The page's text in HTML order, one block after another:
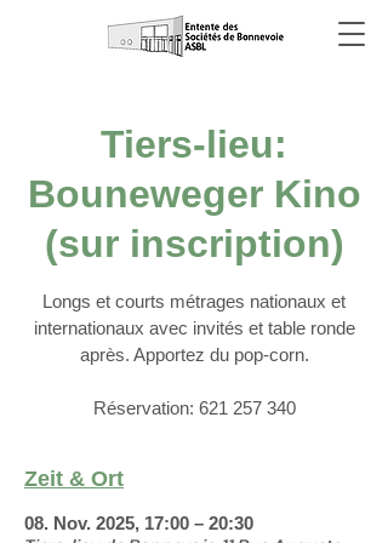
Tiers-lieu:
Bouneweger Kino
(sur inscription)
Longs et courts métrages nationaux et
internationaux avec invités et table ronde
après. Apportez du pop-corn.
Réservation: 621 257 340
Zeit & Ort
08. Nov. 2025, 17:00 – 20:30